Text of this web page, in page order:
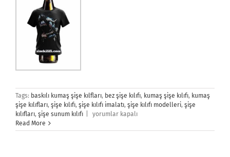
Tags: baskılı kumaş şişe kılfları, bez şişe kılıfı, kumaş şişe kılıfı, kumaş
şişe kılıfları, şişe kılıfı, şişe kılıfı imalatı, şişe kılıfı modelleri, şişe
kılıfları, şişe sunum kılıfı
Şişe
için
yorumlar kapalı
Read More